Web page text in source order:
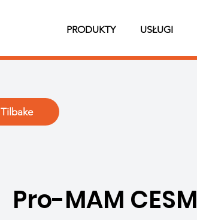
PRODUKTY USŁUGI
Tilbake
Pro-MAM CESM